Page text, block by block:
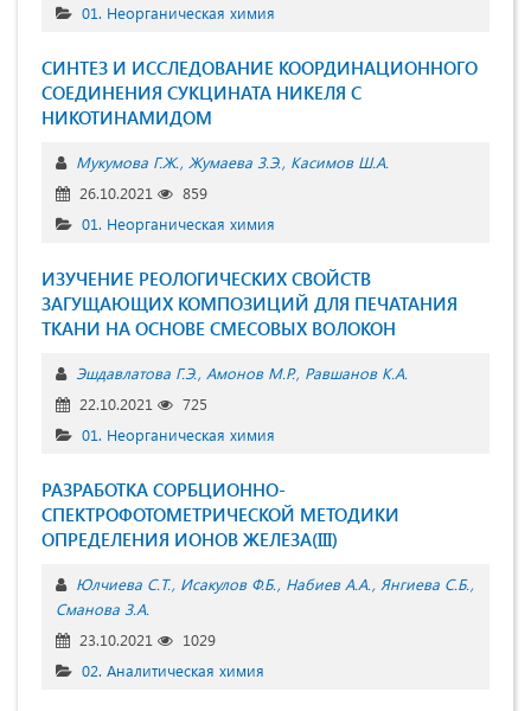
01. Неорганическая химия
СИНТЕЗ И ИССЛЕДОВАНИЕ КООРДИНАЦИОННОГО
СОЕДИНЕНИЯ СУКЦИНАТА НИКЕЛЯ С
НИКОТИНАМИДОМ
Мукумова Г.Ж. Жумаева З.Э. Касимов Ш.А.
26.10.2021
859
01. Неорганическая химия
ИЗУЧЕНИЕ РЕОЛОГИЧЕСКИХ СВОЙСТВ
ЗАГУЩАЮЩИХ КОМПОЗИЦИЙ ДЛЯ ПЕЧАТАНИЯ
ТКАНИ НА ОСНОВЕ СМЕСОВЫХ ВОЛОКОН
Эшдавлатова Г.Э. Амонов М.Р. Равшанов К.А.
22.10.2021
725
01. Неорганическая химия
РАЗРАБОТКА СОРБЦИОННО-
СПЕКТРОФОТОМЕТРИЧЕСКОЙ МЕТОДИКИ
ОПРЕДЕЛЕНИЯ ИОНОВ ЖЕЛЕЗА(III)
Юлчиева С.Т. Исакулов Ф.Б. Набиев А.А. Янгиева С.Б.
Сманова З.А.
23.10.2021
1029
02. Аналитическая химия